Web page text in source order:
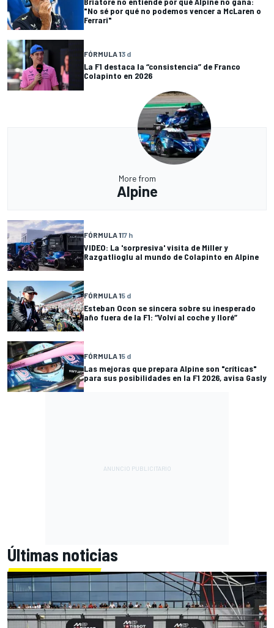
"No sé por qué no podemos vencer a McLaren o
Ferrari"
FÓRMULA 13 d
La F1 destaca la “consistencia” de Franco
Colapinto en 2026
More from
Alpine
FÓRMULA 117 h
VIDEO: La 'sorpresiva' visita de Miller y
Razgatlioglu al mundo de Colapinto en Alpine
FÓRMULA 15 d
Esteban Ocon se sincera sobre su inesperado
año fuera de la F1: “Volví al coche y lloré”
FÓRMULA 15 d
Las mejoras que prepara Alpine son "críticas"
para sus posibilidades en la F1 2026, avisa Gasly
Últimas noticias